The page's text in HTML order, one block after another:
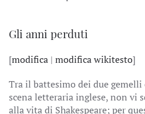
Gli anni perduti
[modifica | modifica wikitesto]
Tra il battesimo dei due gemelli
scena letteraria inglese, non vi
alla vita di Shakespeare; per